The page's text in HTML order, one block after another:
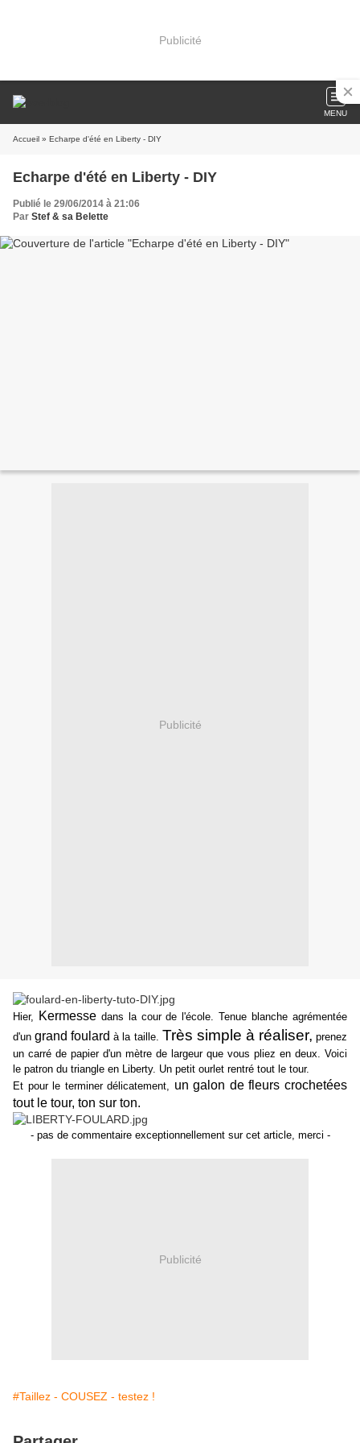
Publicité
MENU
Accueil » Echarpe d'été en Liberty - DIY
Echarpe d'été en Liberty - DIY
Publié le 29/06/2014 à 21:06
Par Stef & sa Belette
Publicité
Hier, Kermessedans la cour de l'école. Tenue blanche agrémentée
d'ungrand foulard à la taille. Très simple à réaliser, prenez
un carré de papier d'un mètre de largeur que vous pliez en deux. Voici
le patron du triangle en Liberty. Un petit ourlet rentré tout le tour.
Et pour le terminer délicatement, un galon de fleurs crochetées
tout le tour, ton sur ton.
- pas de commentaire exceptionnellement sur cet article, merci -
Publicité
#Taillez - COUSEZ - testez !